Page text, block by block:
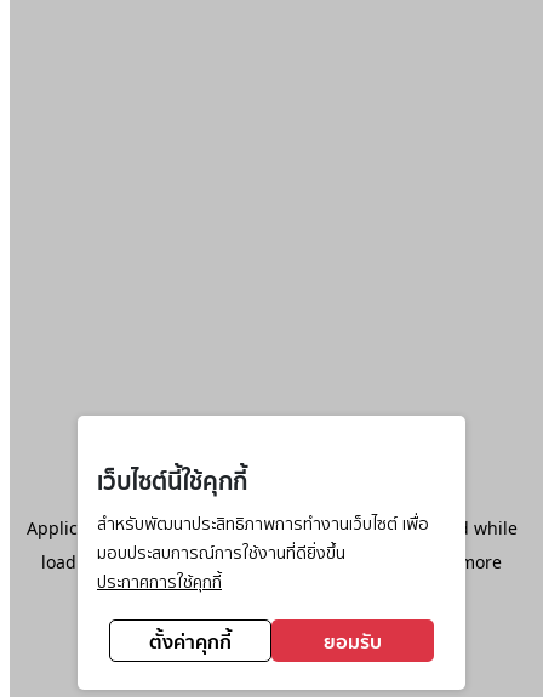
เว็บไซต์นี้ใช้คุกกี้
สำหรับพัฒนาประสิทธิภาพการทำงานเว็บไซต์ เพื่อ
มอบประสบการณ์การใช้งานที่ดียิ่งขึ้น
ประกาศการใช้คุกกี้
ตั้งค่าคุกกี้ ยอมรับ
Application error: aclient-side exception has occurred while
loadingwww.ktc.co.th(see the browser console
for more
information).